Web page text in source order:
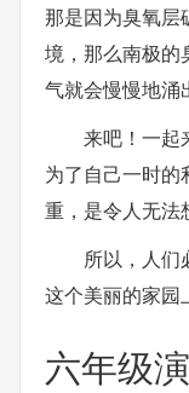
那是因为臭氧层
境，那么南极的
气就会慢慢地涌
来吧！一起
为了自己一时
重，是令人无法
所以，人们
这个美丽的家园
六年级